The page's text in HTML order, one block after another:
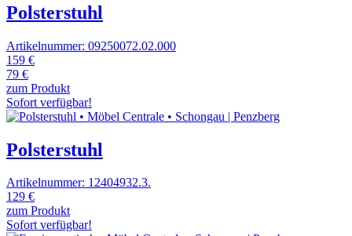
Polsterstuhl
Artikelnummer: 09250072.02.000
159 €
79 €
zum Produkt
Sofort verfügbar!
Polsterstuhl
Artikelnummer: 12404932.3.
129 €
zum Produkt
Sofort verfügbar!